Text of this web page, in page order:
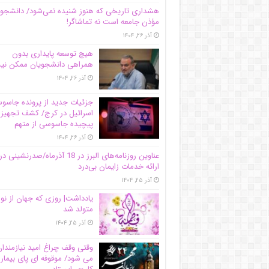
هشداری تاریخی که هنوز شنیده نمی‌شود/ دانشجو
مؤذن جامعه است نه تماشاگر!
آذر ۲۶, ۱۴۰۴
هیچ توسعه پایداری بدون
همراهی دانشجویان ممکن
آذر ۲۶, ۱۴۰۴
جزئیات جدید از پرونده
اسرائیل در کرج/‌ کشف
پیچیده جاسوسی از متهم
آذر ۲۶, ۱۴۰۴
عناوین روزنامه‌های البرز در ‌18 آذرماه/صدرنشینی در
ارائه خدمات زایمان بی‌درد
آذر ۲۵, ۱۴۰۴
یادداشت| روزی که جهان از نو
متولد شد
آذر ۲۵, ۱۴۰۴
وقتی وقف چراغ امید
می شود/ موقوفه ای پای